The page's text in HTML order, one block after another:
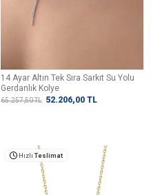
14 Ayar Altın Tek Sıra Sarkıt Su Yolu
Gerdanlık Kolye
65.257,50TL 52.206,00 TL
Hızlı Teslimat